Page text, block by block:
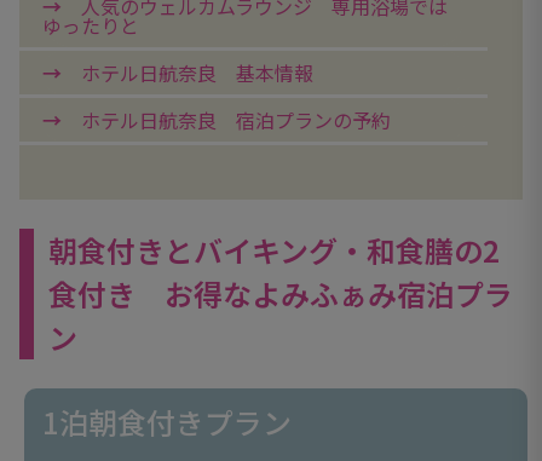
人気のウェルカムラウンジ 専用浴場では
ゆったりと
ホテル日航奈良 基本情報
ホテル日航奈良 宿泊プランの予約
朝食付きとバイキング・和食膳の2
食付き お得なよみふぁみ宿泊プラ
ン
1泊朝食付きプラン